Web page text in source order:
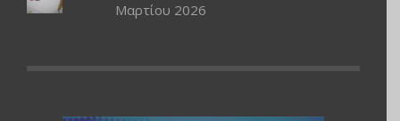
Μαρτίου 2026